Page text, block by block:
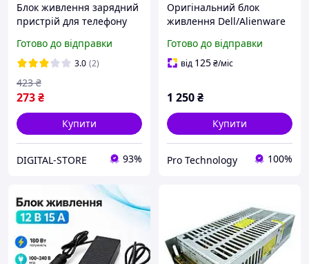
Блок живлення зарядний
пристрій для телефону
швидка зарядка PD+QC3.0
Готово до відправки
3.0 (2)
273₴
423 ₴
Купити
DIGITAL-STORE 93%
Оригінальний блок
живлення Dell/Alienware
7.4x5.0 мм з голкою) Slim
HA240PM200 + кабель
Готово до відправки
від 125₴/міс
1 250₴
Купити
Pro Technology 100%